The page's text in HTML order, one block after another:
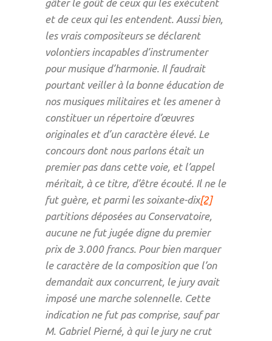
gâter le goût de ceux qui les exécutent
et de ceux qui les entendent. Aussi bien,
les vrais compositeurs se déclarent
volontiers incapables d’instrumenter
pour musique d’harmonie. Il faudrait
pourtant veiller à la bonne éducation de
nos musiques militaires et les amener à
constituer un répertoire d’œuvres
originales et d’un caractère élevé. Le
concours dont nous parlons était un
premier pas dans cette voie, et l’appel
méritait, à ce titre, d’être écouté. Il ne le
fut guère, et parmi les soixante-dix[2]
partitions déposées au Conservatoire,
aucune ne fut jugée digne du premier
prix de 3.000 francs. Pour bien marquer
le caractère de la composition que l’on
demandait aux concurrent, le jury avait
imposé une marche solennelle. Cette
indication ne fut pas comprise, sauf par
M. Gabriel Pierné, à qui le jury ne crut